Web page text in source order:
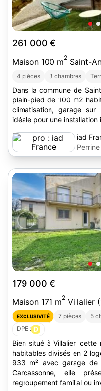
261 000 €
Maison 100 m2 Saint-
4 pièces 3 chambres
Dans la commune de
plain-pied de 100 m2
climatisation, garage
idéale pour une installation
iad
Alcaras
179 000 €
Maison 171 m2 Villalier
EXCLUSIVITÉ 7 pièces 5
DPE : D
Bien situé à Villalier, cette
habitables divisés en 2
933 m² avec garage
Carcassonne, elle
regroupement familial ou